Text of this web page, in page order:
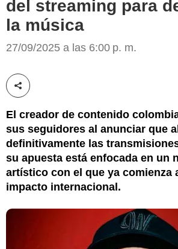
del streaming para
la música
27/09/2025 a las 6:00 p. m.
Compartir esta noticia
El creador de contenido
sus seguidores al anunciar que
definitivamente las
su apuesta está enfocada en un
artístico con el que ya comienza
impacto internacional.